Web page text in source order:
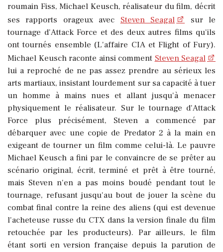
roumain Fiss, Michael Keusch, réalisateur du film, décrit
ses rapports orageux avec Steven Seagal
sur le
tournage d'Attack Force et des deux autres films qu'ils
ont tournés ensemble (L'affaire CIA et Flight of Fury).
Michael Keusch raconte ainsi comment Steven Seagal
lui a reproché de ne pas assez prendre au sérieux les
arts martiaux, insistant lourdement sur sa capacité à tuer
un homme à mains nues et allant jusqu'à menacer
physiquement le réalisateur. Sur le tournage d'Attack
Force plus précisément, Steven a commencé par
débarquer avec une copie de Predator 2 à la main en
exigeant de tourner un film comme celui-là. Le pauvre
Michael Keusch a fini par le convaincre de se prêter au
scénario original, écrit, terminé et prêt à être tourné,
mais Steven n'en a pas moins boudé pendant tout le
tournage, refusant jusqu'au bout de jouer la scène du
combat final contre la reine des aliens (qui est devenue
l'acheteuse russe du CTX dans la version finale du film
retouchée par les producteurs). Par ailleurs, le film
étant sorti en version française depuis la parution de